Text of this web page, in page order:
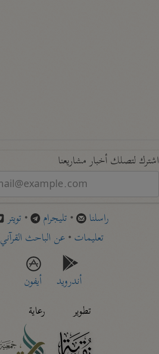
اشترك لتصلك أخبار مشاريعنا
راسلنا • تليجرام • تويتر
تعليمات• عن الباحث القرآني
أندرويد
أيفون
تطوير
رعاية